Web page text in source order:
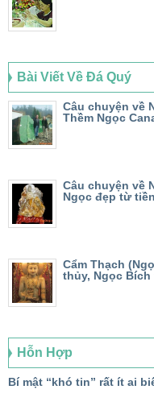
Bài Viết Về Đá Quý
Câu chuyện về
Thềm Ngọc
Câu chuyện về
Ngọc đẹp từ
Cẩm Thạch
thủy, Ngọc
Hỗn Hợp
Bí mật “khó tin” rất ít ai